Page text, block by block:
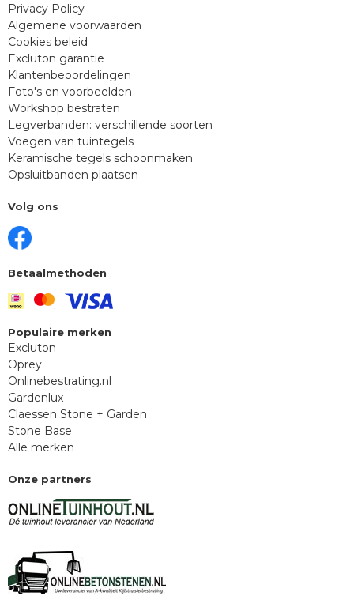
Privacy Policy
Algemene voorwaarden
Cookies beleid
Excluton garantie
Klantenbeoordelingen
Foto's en voorbeelden
Workshop bestraten
Legverbanden: verschillende soorten
Voegen van tuintegels
Keramische tegels schoonmaken
Opsluitbanden plaatsen
Volg ons
Betaalmethoden
Populaire merken
Excluton
Oprey
Onlinebestrating.nl
Gardenlux
Claessen Stone + Garden
Stone Base
Alle merken
Onze partners